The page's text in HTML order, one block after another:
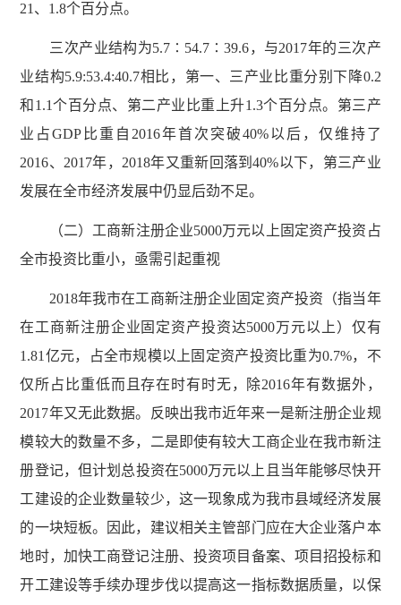
21、1.8个百分点。
三次产业结构为5.7∶54.7∶39.6，与2017年的三次产
业结构5.9:53.4:40.7相比，第一、三产业比重分别下降0.2
和1.1个百分点、第二产业比重上升1.3个百分点。第三产
业占GDP比重自2016年首次突破40%以后，仅维持了
2016、2017年，2018年又重新回落到40%以下，第三产业
发展在全市经济发展中仍显后劲不足。
（二）工商新注册企业5000万元以上固定资产投资占
全市投资比重小，亟需引起重视
2018年我市在工商新注册企业固定资产投资（指当年
在工商新注册企业固定资产投资达5000万元以上）仅有
1.81亿元，占全市规模以上固定资产投资比重为0.7%，不
仅所占比重低而且存在时有时无，除2016年有数据外，
2017年又无此数据。反映出我市近年来一是新注册企业规
模较大的数量不多，二是即使有较大工商企业在我市新注
册登记，但计划总投资在5000万元以上且当年能够尽快开
工建设的企业数量较少，这一现象成为我市县域经济发展
的一块短板。因此，建议相关主管部门应在大企业落户本
地时，加快工商登记注册、投资项目备案、项目招投标和
开工建设等手续办理步伐以提高这一指标数据质量，以保